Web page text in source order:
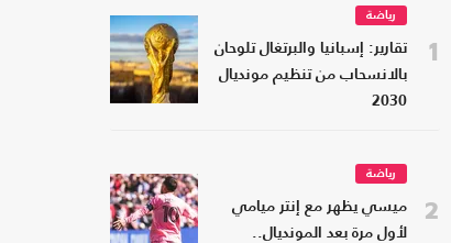
1
رياضة
تقارير: إسبانيا والبرتغال تلوحان
بالانسحاب من تنظيم مونديال
2030
2
رياضة
ميسي يظهر مع إنتر ميامي
لأول مرة بعد المونديال..